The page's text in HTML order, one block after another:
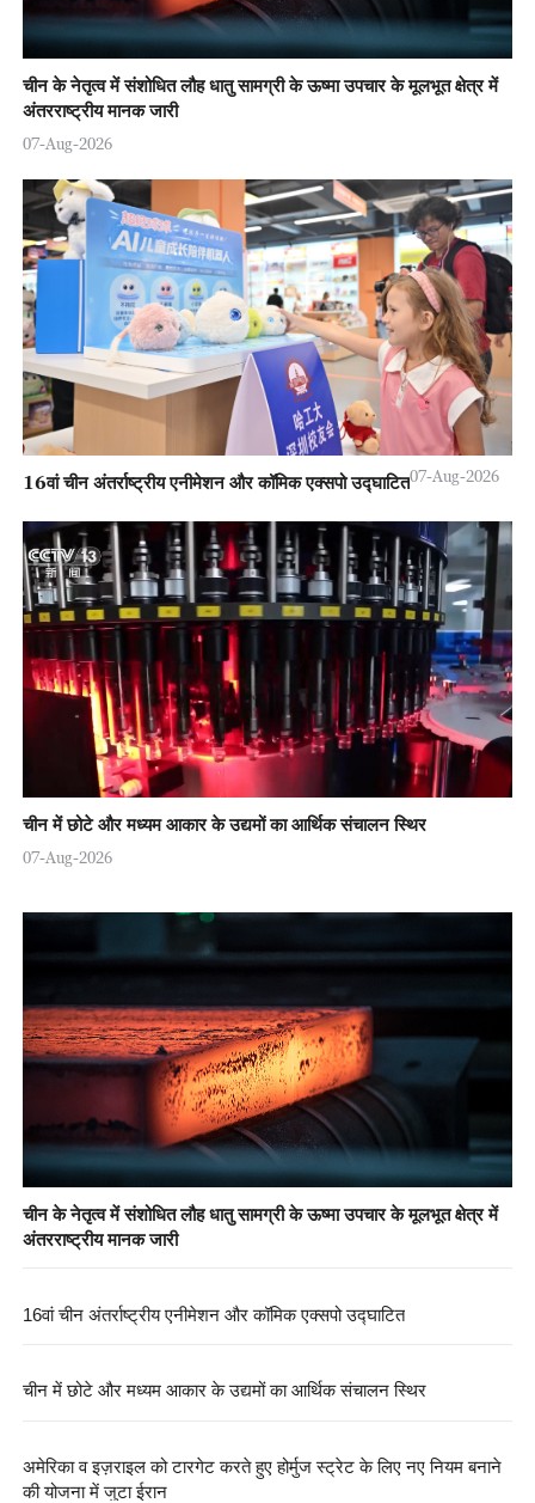
चीन के नेतृत्व में संशोधित लौह धातु सामग्री के ऊष्मा उपचार के मूलभूत क्षेत्र में
अंतरराष्ट्रीय मानक जारी
07-Aug-2026
16वां चीन अंतर्राष्ट्रीय एनीमेशन और कॉमिक एक्सपो उद्घाटित07-Aug-2026
चीन में छोटे और मध्यम आकार के उद्यमों का आर्थिक संचालन स्थिर
07-Aug-2026
चीन के नेतृत्व में संशोधित लौह धातु सामग्री के ऊष्मा उपचार के मूलभूत क्षेत्र में
अंतरराष्ट्रीय मानक जारी
16वां चीन अंतर्राष्ट्रीय एनीमेशन और कॉमिक एक्सपो उद्घाटित
चीन में छोटे और मध्यम आकार के उद्यमों का आर्थिक संचालन स्थिर
अमेरिका व इज़राइल को टारगेट करते हुए होर्मुज स्ट्रेट के लिए नए नियम बनाने